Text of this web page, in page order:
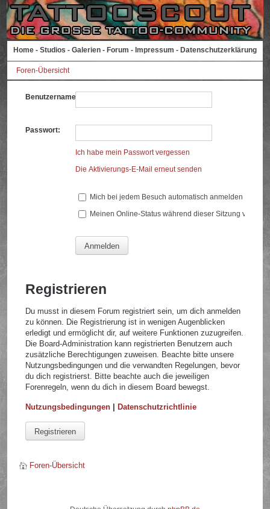
Home - Studios - Galerien - Forum - Impressum - Datenschutzerklärung
Foren-Übersicht
Benutzername:
Passwort:
Ich habe mein Passwort vergessen
Die Aktivierungs-E-Mail erneut senden
Mich bei jedem Besuch automatisch anmelden
Meinen Online-Status während dieser Sitzung
Registrieren
Du musst in diesem Forum registriert sein, um dich anmelden
zu können. Die Registrierung ist in wenigen Augenblicken
erledigt und ermöglicht dir, auf weitere Funktionen zuzugreifen.
Die Board-Administration kann registrierten Benutzern auch
zusätzliche Berechtigungen zuweisen. Beachte bitte unsere
Nutzungsbedingungen und die verwandten Regelungen, bevor
du dich registrierst. Bitte beachte auch die jeweiligen
Forenregeln, wenn du dich in diesem Board bewegst.
Nutzungsbedingungen |Datenschutzrichtlinie
Registrieren
Foren-Übersicht